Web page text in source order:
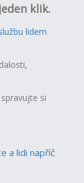
klik.
lidem
si
a lidi napříč